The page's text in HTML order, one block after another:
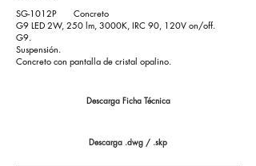
SG-1012P Concreto
G9 LED 2W, 250 lm, 3000K, IRC 90, 120V on/off.
G9.
Suspensión.
Concreto con pantalla de cristal opalino.
Descarga Ficha Técnica
Descarga .dwg / .skp